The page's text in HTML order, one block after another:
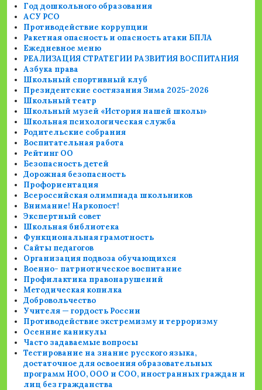
Год дошкольного образования
АСУ РСО
Противодействие коррупции
Ракетная опасность и опасность атаки БПЛА
Ежедневное меню
РЕАЛИЗАЦИЯ СТРАТЕГИИ РАЗВИТИЯ ВОСПИТАНИЯ
Азбука права
Школьный спортивный клуб
Президентские состязания Зима 2025-2026
Школьный театр
Школьный музей «История нашей школы»
Школьная психологическая служба
Родительские собрания
Воспитательная работа
Рейтинг ОО
Безопасность детей
Дорожная безопасность
Профориентация
Всероссийская олимпиада школьников
Внимание! Наркопост!
Экспертный совет
Школьная библиотека
Функциональная грамотность
Сайты педагогов
Организация подвоза обучающихся
Военно- патриотическое воспитание
Профилактика правонарушений
Методическая копилка
Добровольчество
Учителя — гордость России
Противодействие экстремизму и терроризму
Осенние каникулы
Часто задаваемые вопросы
Тестирование на знание русского языка,
достаточное для освоения образовательных
программ НОО, ООО и СОО, иностранных граждан и
лиц без гражданства